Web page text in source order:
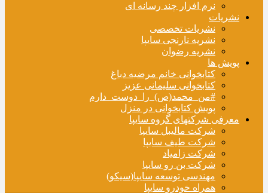
نرم افزار چند رسانه ای
نشریات
نشریات تخصصی
نشریه نارنجی سایپا
نشریه رضوان
پویش ها
کتابخوانی خانم مرضیه دباغ
کتابخوانی سلیمانی عزیز
#من_محمد(ص)_را_دوست_دارم
پویش کتابخوانی در منزل
معرفی شرکتهای گروه سایپا
شرکت مالیبل سایپا
شرکت طیف سایپا
شرکت زامیاد
شرکت بن رو سایپا
مهندسی توسعه سایپا(سیکو)
همراه خودرو سایپا